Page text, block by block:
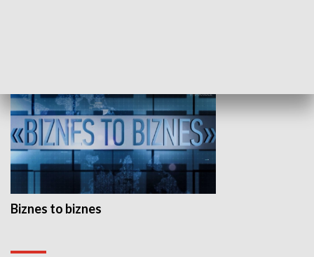
Biznes to biznes